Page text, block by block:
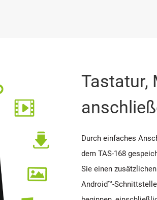
Tastatur,
Durch einfaches
dem TAS-168
Sie einen
Android™-